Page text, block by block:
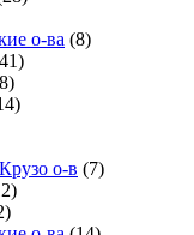
о-ва (8)
о-в (7)